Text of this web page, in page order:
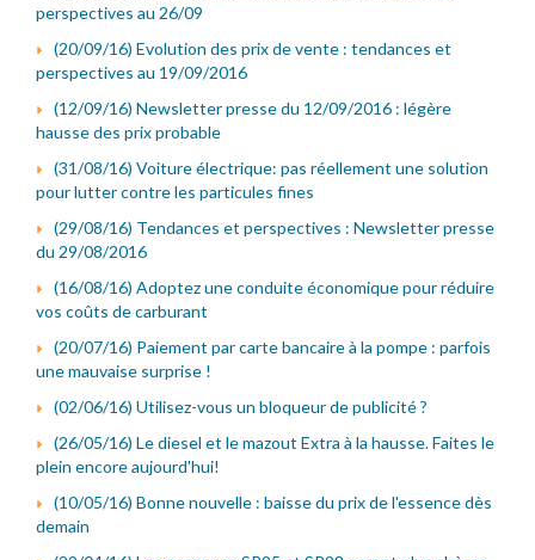
perspectives au 26/09
(20/09/16) Evolution des prix de vente : tendances et
perspectives au 19/09/2016
(12/09/16) Newsletter presse du 12/09/2016 : légère
hausse des prix probable
(31/08/16) Voiture électrique: pas réellement une solution
pour lutter contre les particules fines
(29/08/16) Tendances et perspectives : Newsletter presse
du 29/08/2016
(16/08/16) Adoptez une conduite économique pour réduire
vos coûts de carburant
(20/07/16) Paiement par carte bancaire à la pompe : parfois
une mauvaise surprise !
(02/06/16) Utilisez-vous un bloqueur de publicité ?
(26/05/16) Le diesel et le mazout Extra à la hausse. Faites le
plein encore aujourd'hui!
(10/05/16) Bonne nouvelle : baisse du prix de l'essence dès
demain